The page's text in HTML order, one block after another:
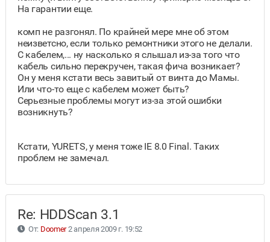
На гарантии еще.
комп не разгонял. По крайней мере мне об этом
неизветсно, если только ремонтники этого не делали.
С кабелем,... ну насколько я слышал из-за того что
кабель сильно перекручен, такая фича возникает?
Он у меня кстати весь завитый от винта до Мамы.
Или что-то еще с кабелем может быть?
Серьезные проблемы могут из-за этой ошибки
возникнуть?
Кстати, YURETS, у меня тоже IE 8.0 Final. Таких
проблем не замечал.
Re: HDDScan 3.1
От: Doomer2 апреля 2009 г. 19:52